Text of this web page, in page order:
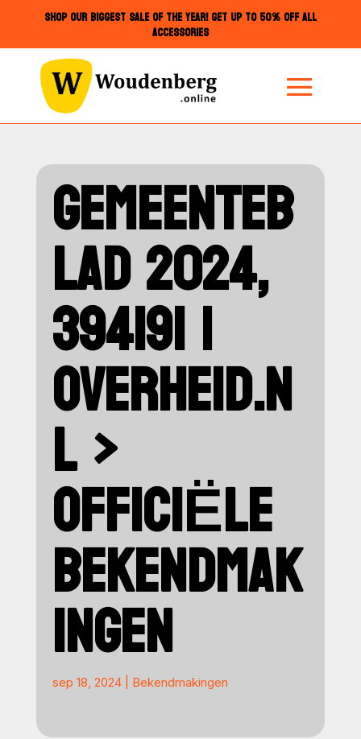
SHOP OUR BIGGEST SALE OF THE YEAR! GET UP TO 50% OFF ALL
ACCESSORIES
GEMEENTEB
LAD 2024,
394191 |
OVERHEID.N
L >
OFFICIËLE
BEKENDMAK
INGEN
sep 18, 2024| Bekendmakingen